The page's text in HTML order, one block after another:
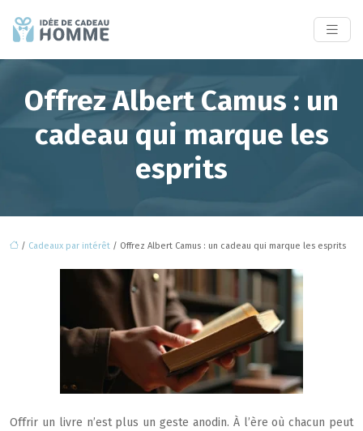
Offrez Albert Camus : un
cadeau qui marque les
esprits
/ Cadeaux par intérêt / Offrez Albert Camus : un cadeau qui marque les esprits
Offrir un livre n’est plus un geste anodin. À l’ère où chacun peut